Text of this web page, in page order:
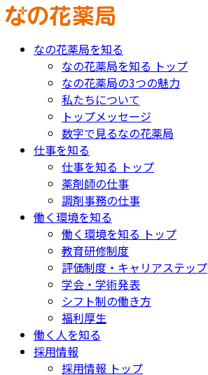
なの花薬局を知る
なの花薬局を知る トップ
なの花薬局の3つの魅力
私たちについて
トップメッセージ
数字で見るなの花薬局
仕事を知る
仕事を知る トップ
薬剤師の仕事
調剤事務の仕事
働く環境を知る
働く環境を知る トップ
教育研修制度
評価制度・キャリアステップ
学会・学術発表
シフト制の働き方
福利厚生
働く人を知る
採用情報
採用情報 トップ